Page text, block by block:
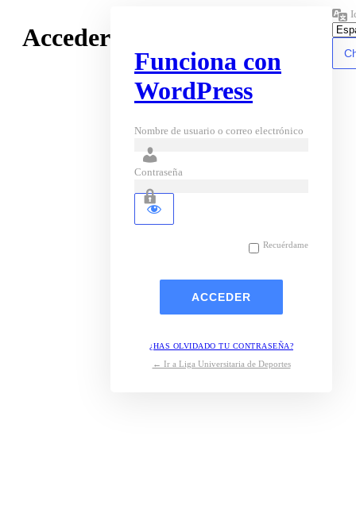
Acceder
Funciona con
WordPress
Nombre de usuario o correo electrónico
Contraseña
Recuérdame
¿HAS OLVIDADO TU CONTRASEÑA?
← Ir a Liga Universitaria de Deportes